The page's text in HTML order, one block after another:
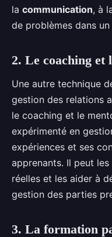
la communication, à
de problèmes dans
2. Le coaching et
Une autre technique
gestion des relations
le coaching et le
expérimenté en
expériences et ses
apprenants. Il peut
réelles et les aider à
gestion des parties
3. La formation